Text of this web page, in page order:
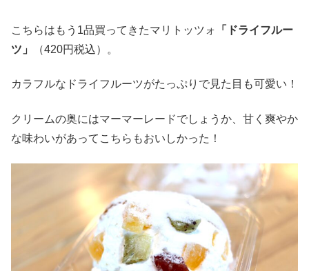
こちらはもう1品買ってきたマリトッツォ
「ドライフルー
ツ」
（420円税込）。
カラフルなドライフルーツがたっぷりで見た目も可愛い！
クリームの奥にはマーマーレードでしょうか、甘く爽やか
な味わいがあってこちらもおいしかった！